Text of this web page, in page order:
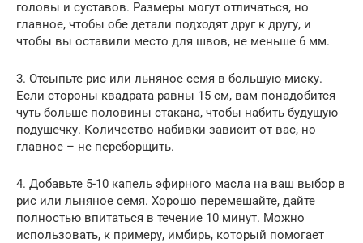
головы и суставов. Размеры могут отличаться, но
главное, чтобы обе детали подходят друг к другу, и
чтобы вы оставили место для швов, не меньше 6 мм.
3. Отсыпьте рис или льняное семя в большую миску.
Если стороны квадрата равны 15 см, вам понадобится
чуть больше половины стакана, чтобы набить будущую
подушечку. Количество набивки зависит от вас, но
главное – не переборщить.
4. Добавьте 5-10 капель эфирного масла на ваш выбор в
рис или льняное семя. Хорошо перемешайте, дайте
полностью впитаться в течение 10 минут. Можно
использовать, к примеру, имбирь, который помогает